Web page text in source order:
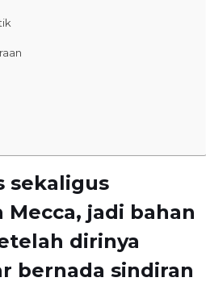
sekaligus
Mecca, jadi bahan
dirinya
bernada sindiran